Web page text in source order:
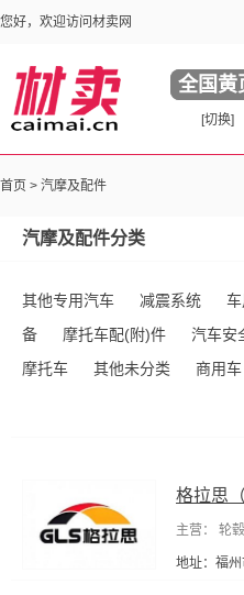
您好，欢迎访问材卖网
全国黄
[切换]
首页 > 汽摩及配件
汽摩及配件分类
其他专用汽车 减震系统
备
摩托车配(附)件 汽车安
摩托车
其他未分类 商用车
格拉思
主营： 轮
地址：福